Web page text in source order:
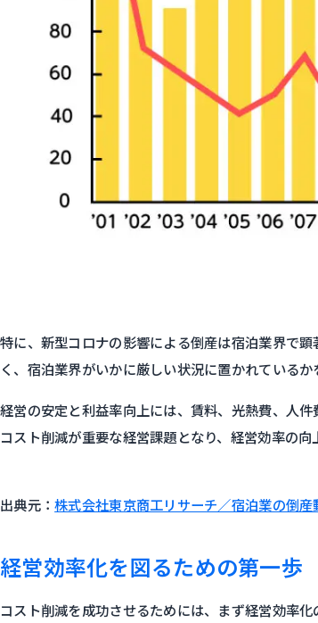
特に、新型コロナの影響による倒産は宿泊業界で
く、宿泊業界がいかに厳しい状況に置かれているか
経営の安定と利益率向上には、賃料、光熱費、人
コスト削減が重要な経営課題となり、経営効率の向
出典元：株式会社東京商工リサーチ／宿泊業の倒
経営効率化を図るための第一歩
コスト削減を成功させるためには、まず経営効率